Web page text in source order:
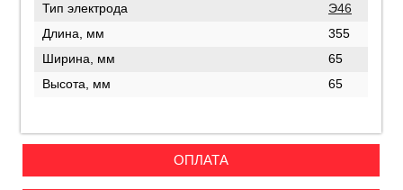
Тип электрода
Э46
Длина, мм
355
Ширина, мм
65
Высота, мм
65
ОПЛАТА